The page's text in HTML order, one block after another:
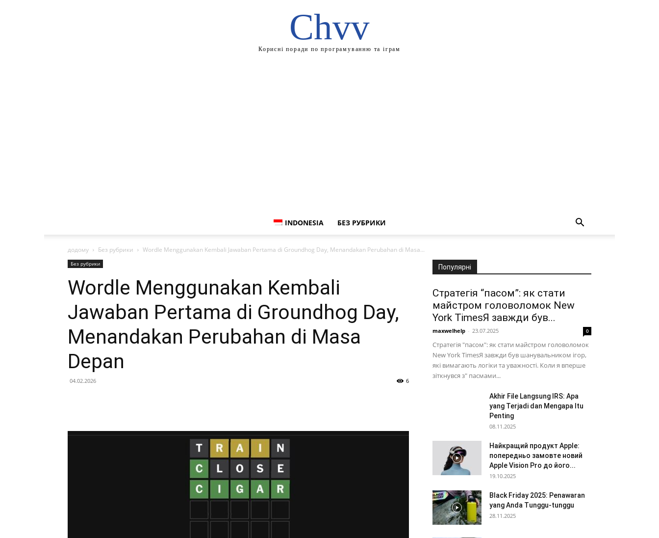
Chvv
Корисні поради по програмуванню та іграм
INDONESIA БЕЗ РУБРИКИ
додому Без рубрики Wordle Menggunakan Kembali Jawaban Pertama di Groundhog Day, Menandakan Perubahan di Masa...
Без рубрики
Wordle Menggunakan Kembali
Jawaban Pertama di Groundhog Day,
Menandakan Perubahan di Masa
Depan
04.02.2026 6
Популярні
Стратегія “пасом”: як стати
майстром головоломок New
York TimesЯ завжди був...
maxwelhelp - 23.07.2025 0
Стратегія "пасом": як стати майстром головоломок
New York TimesЯ завжди був шанувальником ігор,
які вимагають логіки та уважності. Коли я вперше
зіткнувся з" пасмами...
Akhir File Langsung IRS: Apa
yang Terjadi dan Mengapa Itu
Penting
08.11.2025
Найкращий продукт Apple:
попередньо замовте новий
Apple Vision Pro до його...
19.10.2025
Black Friday 2025: Penawaran
yang Anda Tunggu-tunggu
28.11.2025